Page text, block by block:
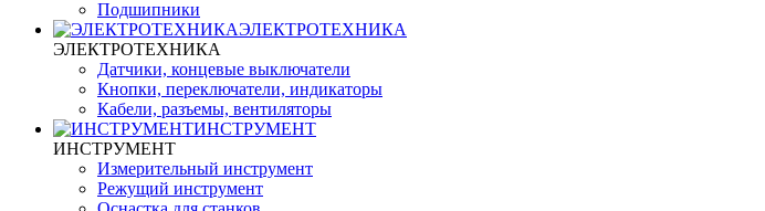
Подшипники
ЭЛЕКТРОТЕХНИКА
ЭЛЕКТРОТЕХНИКА
Датчики, концевые выключатели
Кнопки, переключатели, индикаторы
Кабели, разъемы, вентиляторы
ИНСТРУМЕНТ
ИНСТРУМЕНТ
Измерительный инструмент
Режущий инструмент